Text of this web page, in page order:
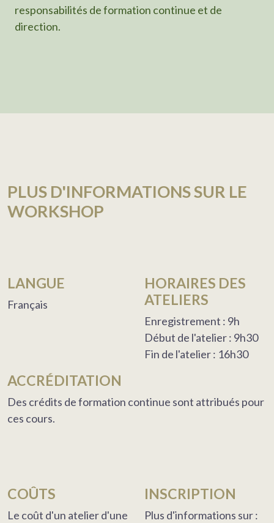
responsabilités de formation continue et de
direction.
PLUS D'INFORMATIONS SUR LE
WORKSHOP
LANGUE
Français
HORAIRES DES
ATELIERS
Enregistrement : 9h
Début de l'atelier : 9h30
Fin de l'atelier : 16h30
ACCRÉDITATION
Des crédits de formation continue sont attribués pour
ces cours.
COÛTS
Le coût d'un atelier d'une
INSCRIPTION
Plus d'informations sur :